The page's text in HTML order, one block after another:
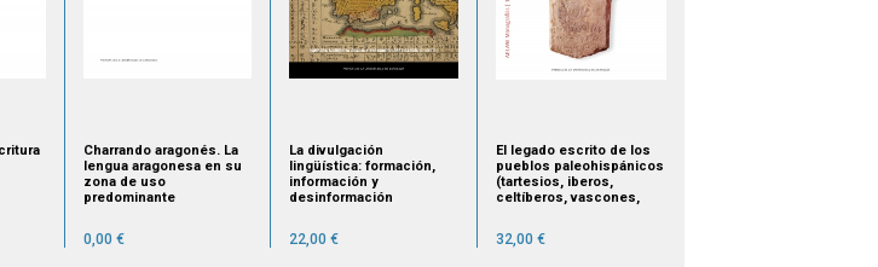
Charrando aragonés. La
lengua aragonesa en su
zona de uso
predominante
0,00 €
La divulgación
lingüística: formación,
información y
desinformación
22,00 €
El legado escrito de los
pueblos paleohispánicos
(tartesios, iberos,
celtíberos, vascones,
32,00 €